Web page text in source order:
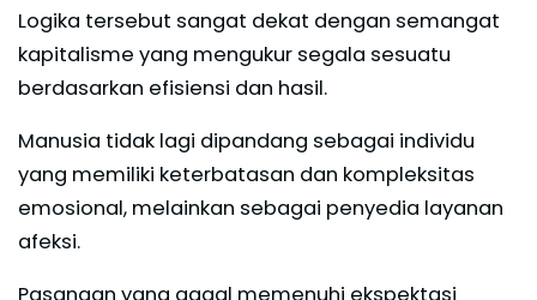
Logika tersebut sangat dekat dengan semangat
kapitalisme yang mengukur segala sesuatu
berdasarkan efisiensi dan hasil.
Manusia tidak lagi dipandang sebagai individu
yang memiliki keterbatasan dan kompleksitas
emosional, melainkan sebagai penyedia layanan
afeksi.